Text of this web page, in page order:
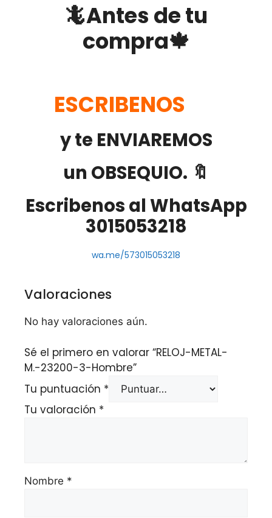
🦎Antes de tu
compra🍁
ESCRIBENOS
y te ENVIAREMOS
un OBSEQUIO. 🔖
Escribenos al WhatsApp
3015053218
wa.me/573015053218
Valoraciones
No hay valoraciones aún.
Sé el primero en valorar “RELOJ-METAL-
M.-23200-3-Hombre”
Tu puntuación *
Tu valoración *
Nombre *